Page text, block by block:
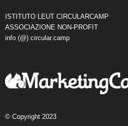
ISTITUTO LEUT CIRCULARCAMP
ASSOCIAZIONE NON-PROFIT
info (@) circular.camp
© Copyright 2023